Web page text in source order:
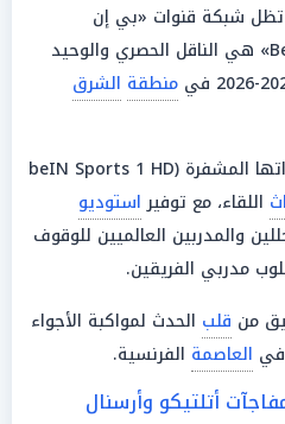
تظل شبكة قنوات «بي إن
سبورتس القطرية BeIN Sports» هي الناقل الحصري والوحيد
منطقة الشرق
ستقوم الشبكة بتخصيص قنواتها المشفرة (beIN Sports 1 HD
اللقاء، مع توفيراستوديو
والمدربين العالميين للوقوف
مدربي الفريقين.
من قلب الحدث لمواكبة الأجواء
في العاصمة الفرنسية.
أتلتيكو وأرسنال